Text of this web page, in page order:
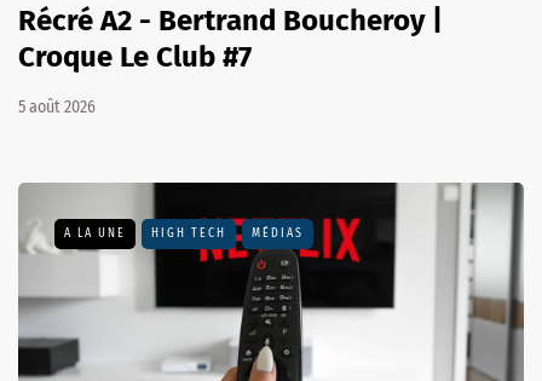
Récré A2 - Bertrand Boucheroy |
Croque Le Club #7
5 août 2026
A LA UNE HIGH TECH MÉDIAS